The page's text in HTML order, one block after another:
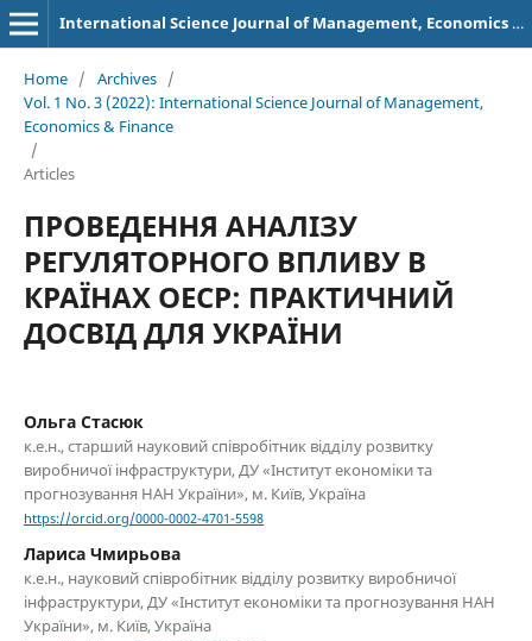
International Science Journal of Management, Economics & Finance
Home / Archives /
Vol. 1 No. 3 (2022): International Science Journal of Management,
Economics & Finance
/
Articles
ПРОВЕДЕННЯ АНАЛІЗУ
РЕГУЛЯТОРНОГО ВПЛИВУ В
КРАЇНАХ ОЕСР: ПРАКТИЧНИЙ
ДОСВІД ДЛЯ УКРАЇНИ
Ольга Стасюк
к.е.н., старший науковий співробітник відділу розвитку
виробничої інфраструктури, ДУ «Інститут економіки та
прогнозування НАН України», м. Київ, Україна
https://orcid.org/0000-0002-4701-5598
Лариса Чмирьова
к.е.н., науковий співробітник відділу розвитку виробничої
інфраструктури, ДУ «Інститут економіки та прогнозування НАН
України», м. Київ, Україна